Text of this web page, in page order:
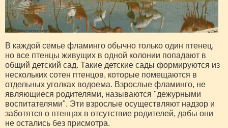
В каждой семье фламинго обычно только один птенец,
но все птенцы живущих в одной колонии попадают в
общий детский сад. Такие детские сады формируются из
нескольких сотен птенцов, которые помещаются в
отдельных уголках водоема. Взрослые фламинго, не
являющиеся родителями, называются "дежурными
воспитателями". Эти взрослые осуществляют надзор и
заботятся о птенцах в отсутствие родителей, дабы они
не остались без присмотра.